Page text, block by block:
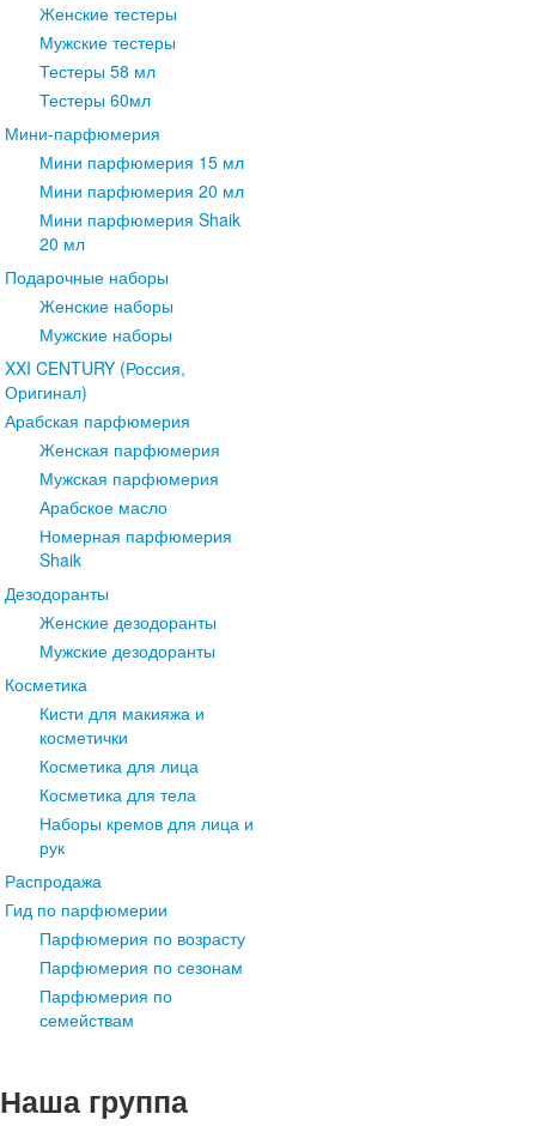
Женские тестеры
Мужские тестеры
Тестеры 58 мл
Тестеры 60мл
Мини-парфюмерия
Мини парфюмерия 15 мл
Мини парфюмерия 20 мл
Мини парфюмерия Shaik
20 мл
Подарочные наборы
Женские наборы
Мужские наборы
XXI CENTURY (Россия,
Оригинал)
Арабская парфюмерия
Женская парфюмерия
Мужская парфюмерия
Арабское масло
Номерная парфюмерия
Shaik
Дезодоранты
Женские дезодоранты
Мужские дезодоранты
Косметика
Кисти для макияжа и
косметички
Косметика для лица
Косметика для тела
Наборы кремов для лица и
рук
Распродажа
Гид по парфюмерии
Парфюмерия по возрасту
Парфюмерия по сезонам
Парфюмерия по
семействам
Наша группа